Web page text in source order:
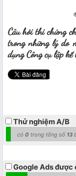
Câu hỏi thi chứng
trong những lý do
dụng Công cụ lập
Thử nghiệm A/B
có 0 trong tổng số 13
Google Ads được